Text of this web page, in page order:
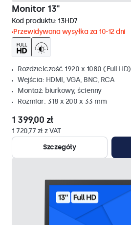
Monitor 13"
Kod produktu: 13HD7
Przewidywana wysyłka za 10-12 dni
Rozdzielczość 1920 x 1080 (Full HD)
Wejścia: HDMI, VGA, BNC, RCA
Montaż: biurkowy, ścienny
Rozmiar: 318 x 200 x 33 mm
1 399,00 zł
1 720,77 zł z VAT
Szczegóły